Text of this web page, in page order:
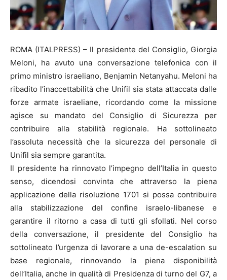
ROMA (ITALPRESS) – Il presidente del Consiglio, Giorgia
Meloni, ha avuto una conversazione telefonica con il
primo ministro israeliano, Benjamin Netanyahu. Meloni ha
ribadito l’inaccettabilità che Unifil sia stata attaccata dalle
forze armate israeliane, ricordando come la missione
agisce su mandato del Consiglio di Sicurezza per
contribuire alla stabilità regionale. Ha sottolineato
l’assoluta necessità che la sicurezza del personale di
Unifil sia sempre garantita.
Il presidente ha rinnovato l’impegno dell’Italia in questo
senso, dicendosi convinta che attraverso la piena
applicazione della risoluzione 1701 si possa contribuire
alla stabilizzazione del confine israelo-libanese e
garantire il ritorno a casa di tutti gli sfollati. Nel corso
della conversazione, il presidente del Consiglio ha
sottolineato l’urgenza di lavorare a una de-escalation su
base regionale, rinnovando la piena disponibilità
dell’Italia, anche in qualità di Presidenza di turno del G7, a